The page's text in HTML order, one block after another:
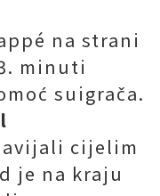
na strani
minuti
suigrača.
cijelim
je na kraju